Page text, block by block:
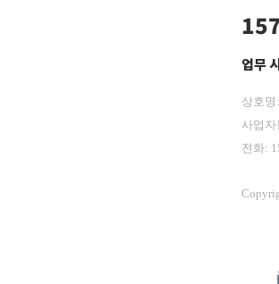
업무
상호명
사업자
전화: